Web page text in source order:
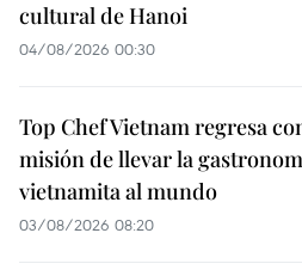
cultural de Hanoi
04/08/2026 00:30
Top Chef Vietnam regresa
misión de llevar la
vietnamita al mundo
03/08/2026 08:20